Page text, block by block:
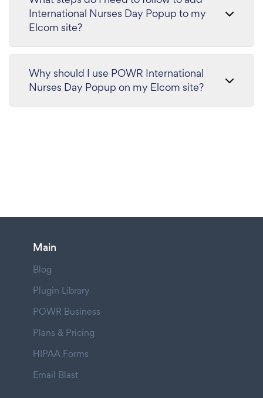
International Nurses Day Popup to my
Elcom site?
Why should I use POWR International
Nurses Day Popup on my Elcom site?
Main
Blog
Plugin Library
POWR Business
Plans & Pricing
HIPAA Forms
Email Blast